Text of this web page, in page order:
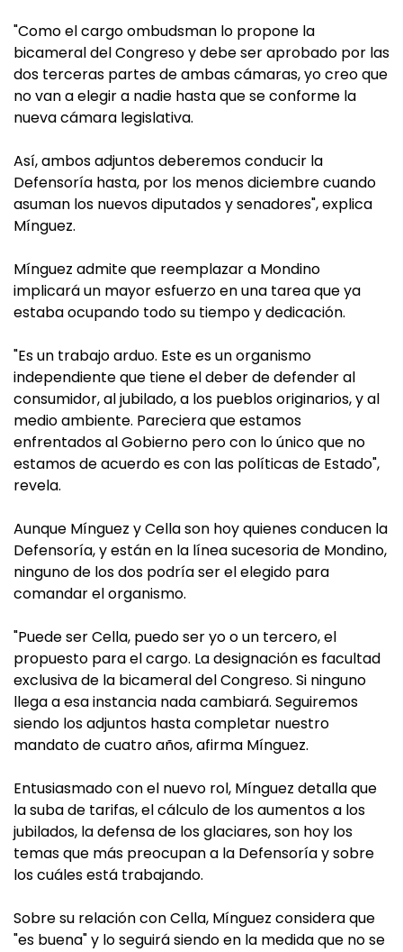
"Como el cargo ombudsman lo propone la
bicameral del Congreso y debe ser aprobado por las
dos terceras partes de ambas cámaras, yo creo que
no van a elegir a nadie hasta que se conforme la
nueva cámara legislativa.
Así, ambos adjuntos deberemos conducir la
Defensoría hasta, por los menos diciembre cuando
asuman los nuevos diputados y senadores", explica
Mínguez.
Mínguez admite que reemplazar a Mondino
implicará un mayor esfuerzo en una tarea que ya
estaba ocupando todo su tiempo y dedicación.
"Es un trabajo arduo. Este es un organismo
independiente que tiene el deber de defender al
consumidor, al jubilado, a los pueblos originarios, y al
medio ambiente. Pareciera que estamos
enfrentados al Gobierno pero con lo único que no
estamos de acuerdo es con las políticas de Estado",
revela.
Aunque Mínguez y Cella son hoy quienes conducen la
Defensoría, y están en la línea sucesoria de Mondino,
ninguno de los dos podría ser el elegido para
comandar el organismo.
"Puede ser Cella, puedo ser yo o un tercero, el
propuesto para el cargo. La designación es facultad
exclusiva de la bicameral del Congreso. Si ninguno
llega a esa instancia nada cambiará. Seguiremos
siendo los adjuntos hasta completar nuestro
mandato de cuatro años, afirma Mínguez.
Entusiasmado con el nuevo rol, Mínguez detalla que
la suba de tarifas, el cálculo de los aumentos a los
jubilados, la defensa de los glaciares, son hoy los
temas que más preocupan a la Defensoría y sobre
los cuáles está trabajando.
Sobre su relación con Cella, Mínguez considera que
"es buena" y lo seguirá siendo en la medida que no se